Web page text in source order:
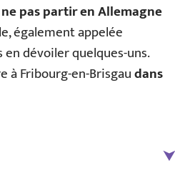
pas partir en Allemagne
également appelée
dévoiler quelques-uns.
à Fribourg-en-Brisgaudans